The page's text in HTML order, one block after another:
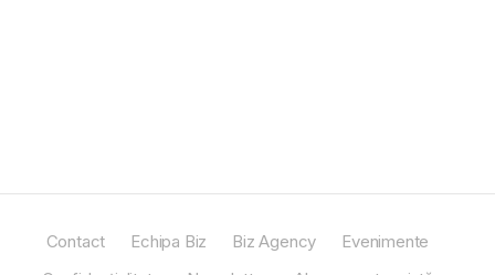
Contact Echipa Biz Biz Agency
Evenimente